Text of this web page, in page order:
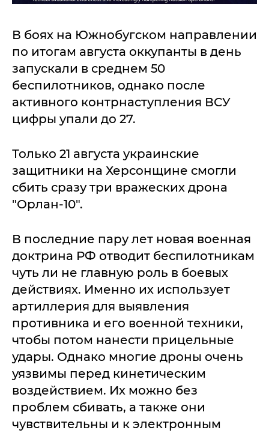
В боях на Южнобугском направлении
по итогам августа оккупанты в день
запускали в среднем 50
беспилотников, однако после
активного контрнаступления ВСУ
цифры упали до 27.
Только 21 августа украинские
защитники на Херсонщине смогли
сбить сразу три вражеских дрона
"Орлан-10".
В последние пару лет новая военная
доктрина РФ отводит беспилотникам
чуть ли не главную роль в боевых
действиях. Именно их использует
артиллерия для выявления
противника и его военной техники,
чтобы потом нанести прицельные
удары. Однако многие дроны очень
уязвимы перед кинетическим
воздействием. Их можно без
проблем сбивать, а также они
чувствительны и к электронным